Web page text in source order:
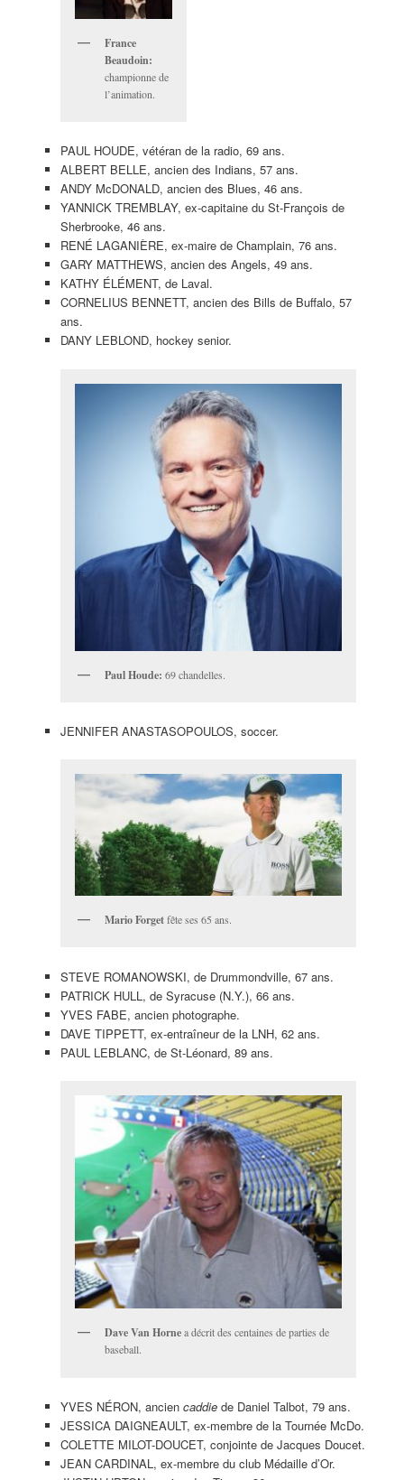
France
Beaudoin:
championne de
l’animation.
PAUL HOUDE, vétéran de la radio, 69 ans.
ALBERT BELLE, ancien des Indians, 57 ans.
ANDY McDONALD, ancien des Blues, 46 ans.
YANNICK TREMBLAY, ex-capitaine du St-François de
Sherbrooke, 46 ans.
RENÉ LAGANIÈRE, ex-maire de Champlain, 76 ans.
GARY MATTHEWS, ancien des Angels, 49 ans.
KATHY ÉLÉMENT, de Laval.
CORNELIUS BENNETT, ancien des Bills de Buffalo, 57
ans.
DANY LEBLOND, hockey senior.
Paul Houde: 69 chandelles.
JENNIFER ANASTASOPOULOS, soccer.
Mario Forgetfête ses 65 ans.
STEVE ROMANOWSKI, de Drummondville, 67 ans.
PATRICK HULL, de Syracuse (N.Y.), 66 ans.
YVES FABE, ancien photographe.
DAVE TIPPETT, ex-entraîneur de la LNH, 62 ans.
PAUL LEBLANC, de St-Léonard, 89 ans.
Dave Van Hornea décrit des centaines de parties de
baseball.
YVES NÉRON, ancien caddiede Daniel Talbot, 79 ans.
JESSICA DAIGNEAULT, ex-membre de la Tournée McDo.
COLETTE MILOT-DOUCET, conjointe de Jacques Doucet.
JEAN CARDINAL, ex-membre du club Médaille d’Or.